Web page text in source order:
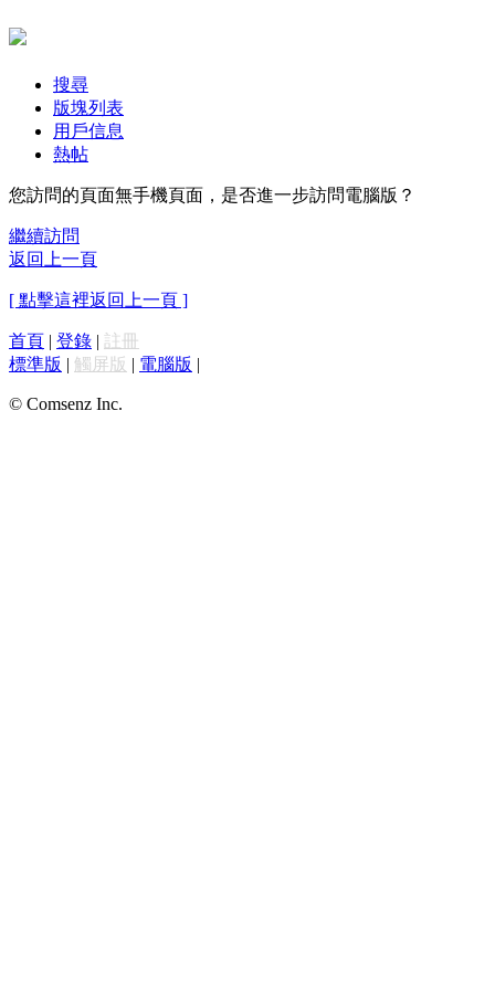
搜尋
版塊列表
用戶信息
熱帖
您訪問的頁面無手機頁面，是否進一步訪問電腦版？
繼續訪問
返回上一頁
[ 點擊這裡返回上一頁 ]
首頁 | 登錄 | 註冊
標準版 | 觸屏版 | 電腦版 |
© Comsenz Inc.